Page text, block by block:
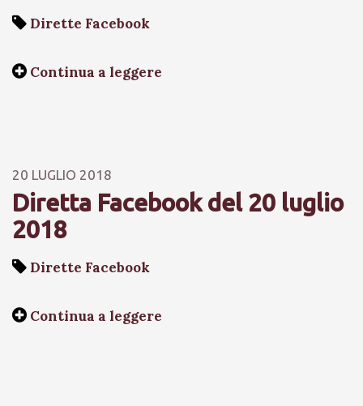
Dirette Facebook
Continua a leggere
20 LUGLIO 2018
Diretta Facebook del 20 luglio
2018
Dirette Facebook
Continua a leggere